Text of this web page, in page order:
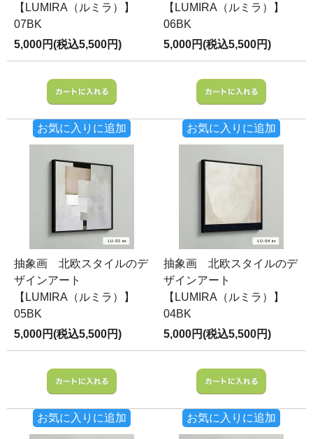
【LUMIRA（ルミラ）】
07BK
5,000円(税込5,500円)
お気に入りに追加
【LUMIRA（ルミラ）】
06BK
5,000円(税込5,500円)
お気に入りに追加
抽象画 北欧スタイルのデ
ザインアート
【LUMIRA（ルミラ）】
05BK
5,000円(税込5,500円)
お気に入りに追加
抽象画 北欧スタイルのデ
ザインアート
【LUMIRA（ルミラ）】
04BK
5,000円(税込5,500円)
お気に入りに追加